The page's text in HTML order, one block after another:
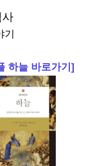
사
하늘 바로가기]